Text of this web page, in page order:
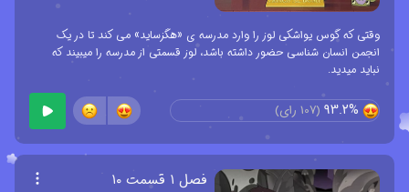
وقتی که گوس یواشکی لوز را وارد مدرسه ی «هگزساید» می کند تا در یک
انجمن انسان شناسی حضور داشته باشد، لوز قسمتی از مدرسه را میبیند که
نباید میدید.
93.2%
(
107 رای)
فصل ۱ قسمت ۱۰